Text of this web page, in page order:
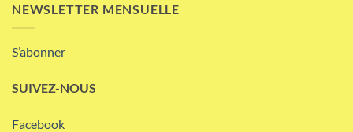
NEWSLETTER MENSUELLE
S’abonner
SUIVEZ-NOUS
Facebook